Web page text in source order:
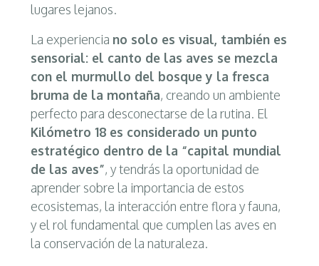
lugares lejanos.
La experiencia no solo es visual, también es
sensorial: el canto de las aves se mezcla
con el murmullo del bosque y la fresca
bruma de la montaña, creando un ambiente
perfecto para desconectarse de la rutina. El
Kilómetro 18 es considerado un punto
estratégico dentro de la “capital mundial
de las aves”, y tendrás la oportunidad de
aprender sobre la importancia de estos
ecosistemas, la interacción entre flora y fauna,
y el rol fundamental que cumplen las aves en
la conservación de la naturaleza.